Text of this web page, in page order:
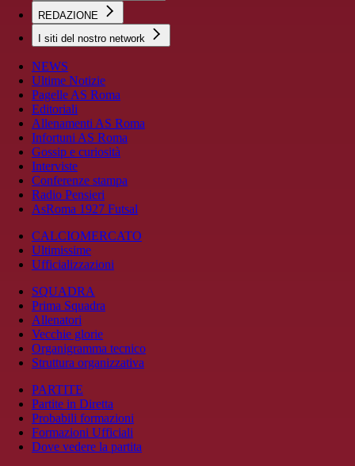
REDAZIONE
I siti del nostro network
NEWS
Ultime Notizie
Pagelle AS Roma
Editoriali
Allenamenti AS Roma
Infortuni AS Roma
Gossip e curiosità
Interviste
Conferenze stampa
Radio Pensieri
AsRoma 1927 Futsal
CALCIOMERCATO
Ultimissime
Ufficializzazioni
SQUADRA
Prima Squadra
Allenatori
Vecchie glorie
Organigramma tecnico
Struttura organizzativa
PARTITE
Partite in Diretta
Probabili formazioni
Formazioni Ufficiali
Dove vedere la partita